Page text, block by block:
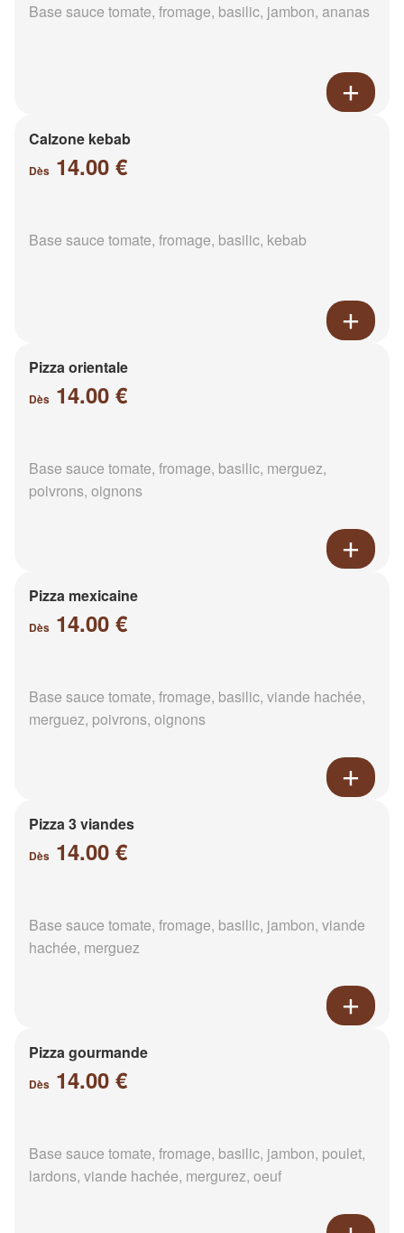
Base sauce tomate, fromage, basilic, jambon, ananas
Calzone kebab
Dès 14.00 €
Base sauce tomate, fromage, basilic, kebab
Pizza orientale
Dès 14.00 €
Base sauce tomate, fromage, basilic, merguez,
poivrons, oignons
Pizza mexicaine
Dès 14.00 €
Base sauce tomate, fromage, basilic, viande hachée,
merguez, poivrons, oignons
Pizza 3 viandes
Dès 14.00 €
Base sauce tomate, fromage, basilic, jambon, viande
hachée, merguez
Pizza gourmande
Dès 14.00 €
Base sauce tomate, fromage, basilic, jambon, poulet,
lardons, viande hachée, mergurez, oeuf